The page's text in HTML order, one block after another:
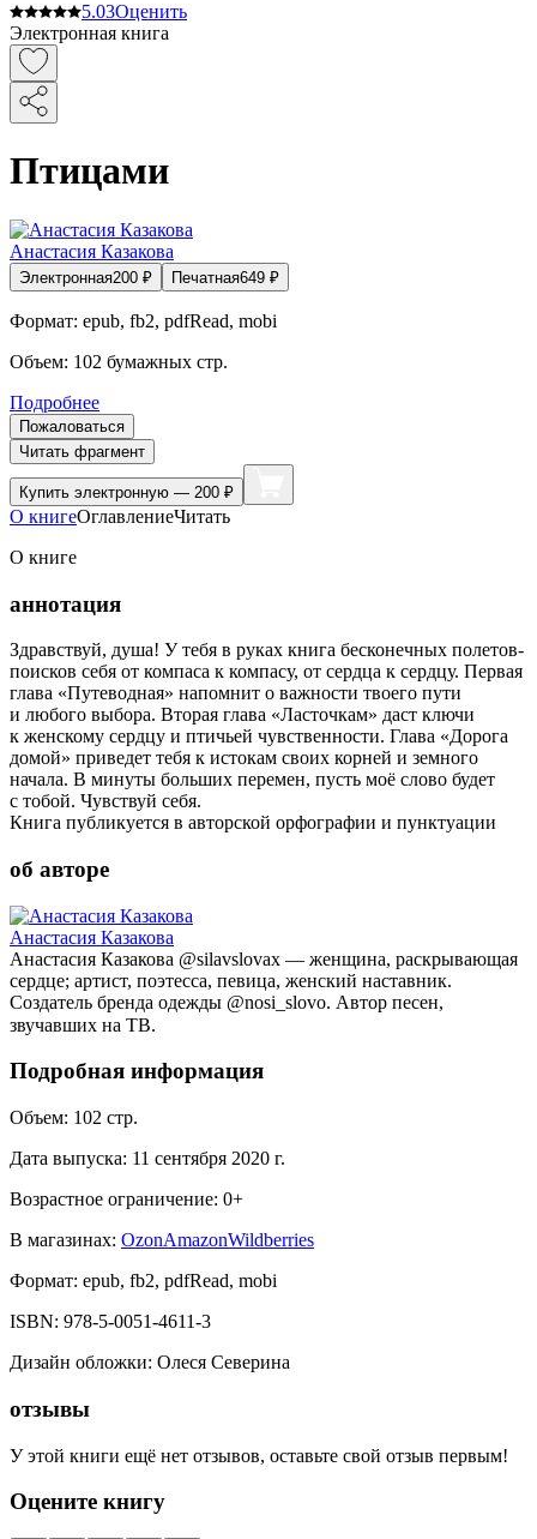
5.03Оценить
Электронная книга
Птицами
Анастасия Казакова
Электронная200 ₽ Печатная649 ₽
Формат: epub, fb2, pdfRead, mobi
Объем: 102 бумажных стр.
Подробнее
Пожаловаться
Читать фрагмент
Купить электронную — 200 ₽
О книгеОглавлениеЧитать
О книге
аннотация
Здравствуй, душа! У тебя в руках книга бесконечных полетов-
поисков себя от компаса к компасу, от сердца к сердцу. Первая
глава «Путеводная» напомнит о важности твоего пути
и любого выбора. Вторая глава «Ласточкам» даст ключи
к женскому сердцу и птичьей чувственности. Глава «Дорога
домой» приведет тебя к истокам своих корней и земного
начала. В минуты больших перемен, пусть моё слово будет
с тобой. Чувствуй себя.
Книга публикуется в авторской орфографии и пунктуации
об авторе
Анастасия Казакова
Анастасия Казакова @silavslovax — женщина, раскрывающая
сердце; артист, поэтесса, певица, женский наставник.
Создатель бренда одежды @nosi_slovo. Автор песен,
звучавших на ТВ. ⠀
Подробная информация
Объем: 102 стр.
Дата выпуска: 11 сентября 2020 г.
Возрастное ограничение: 0+
В магазинах: OzonAmazonWildberries
Формат: epub, fb2, pdfRead, mobi
ISBN: 978-5-0051-4611-3
Дизайн обложки: Олеся Северина
отзывы
У этой книги ещё нет отзывов, оставьте свой отзыв первым!
Оцените книгу